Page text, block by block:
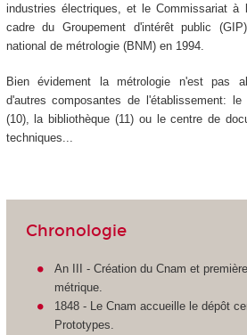
industries électriques, et le Commissariat à
cadre du Groupement d'intérêt public
national de métrologie (BNM) en 1994.
Bien évidement la métrologie n'est pas
d'autres composantes de l'établissement:
(10), la bibliothèque (11) ou le centre de
techniques...
Chronologie
An III - Création du Cnam et
métrique.
1848 - Le Cnam accueille le dépôt
Prototypes.